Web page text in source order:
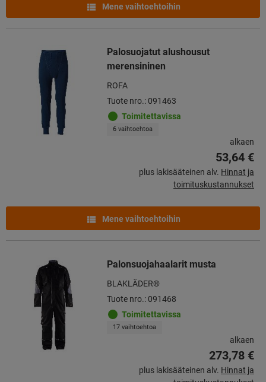
Mene vaihtoehtoihin
Palosuojatut alushousut
merensininen
ROFA
Tuote nro.: 091463
Toimitettavissa
6 vaihtoehtoa
alkaen
53,64 €
plus lakisääteinen alv. Hinnat ja
toimituskustannukset
Mene vaihtoehtoihin
Palonsuojahaalarit musta
BLAKLÄDER®
Tuote nro.: 091468
Toimitettavissa
17 vaihtoehtoa
alkaen
273,78 €
plus lakisääteinen alv. Hinnat ja